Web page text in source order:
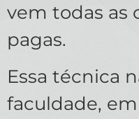
vem todas as
pagas.
Essa técnica
faculdade, em